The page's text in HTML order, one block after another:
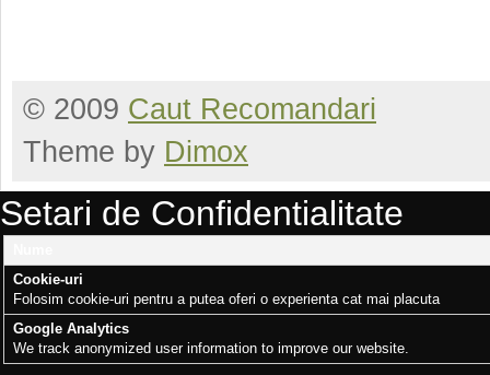
© 2009 Caut Recomandari
Theme by Dimox
Setari de Confidentialitate
Cookie-uri
Folosim cookie-uri pentru a putea oferi o experienta cat mai placuta
Google Analytics
We track anonymized user information to improve our website.